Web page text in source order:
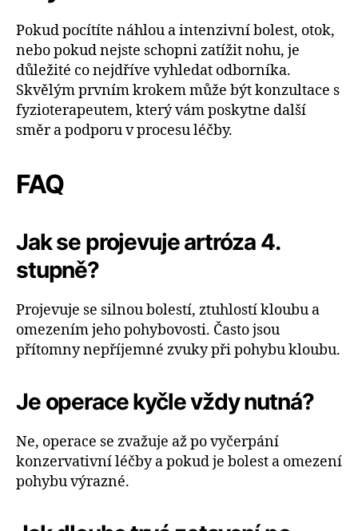
Pokud pocítíte náhlou a intenzivní bolest, otok,
nebo pokud nejste schopni zatížit nohu, je
důležité co nejdříve vyhledat odborníka.
Skvělým prvním krokem může být konzultace s
fyzioterapeutem, který vám poskytne další
směr a podporu v procesu léčby.
FAQ
Jak se projevuje artróza 4.
stupně?
Projevuje se silnou bolestí, ztuhlostí kloubu a
omezením jeho pohybovosti. Často jsou
přítomny nepříjemné zvuky při pohybu kloubu.
Je operace kyčle vždy nutná?
Ne, operace se zvažuje až po vyčerpání
konzervativní léčby a pokud je bolest a omezení
pohybu výrazné.